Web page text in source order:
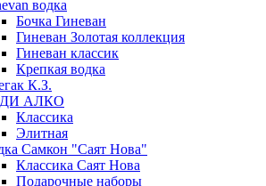
водка
Бочка Гиневан
Гиневан Золотая коллекция
Гиневан классик
Крепкая водка
К.З.
АЛКО
Классика
Элитная
Самкон "Саят Нова"
Классика Саят Нова
Подарочные наборы